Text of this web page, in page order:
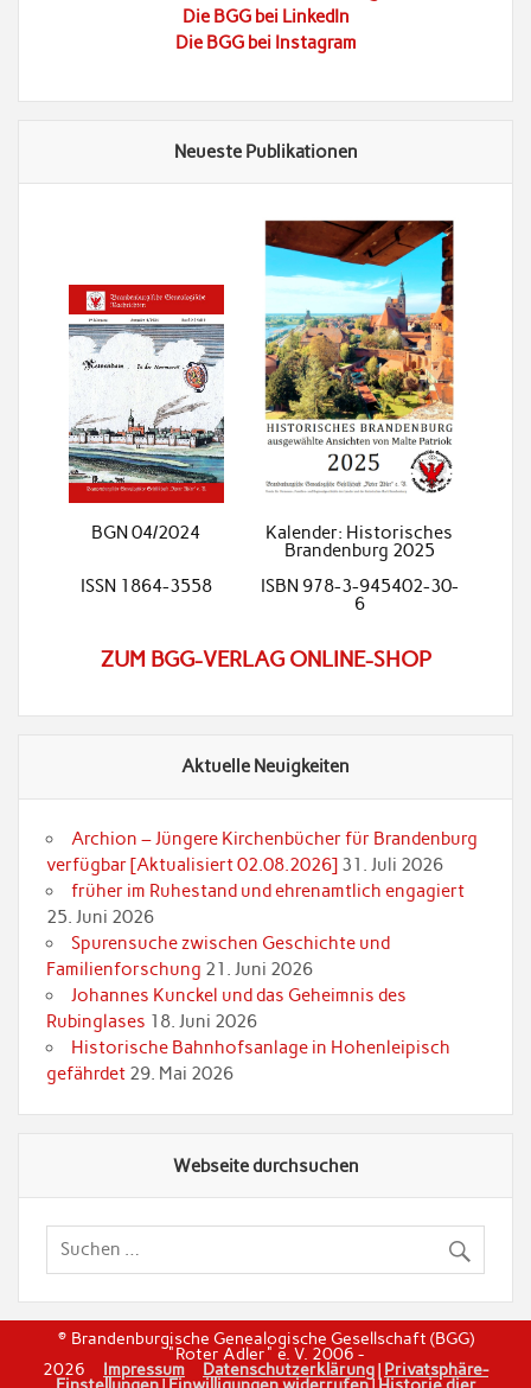
Die BGG bei LinkedIn
Die BGG bei Instagram
Neueste Publikationen
BGN 04/2024
Kalender: Historisches
Brandenburg 2025
ISSN 1864-3558
ISBN 978-3-945402-30-
6
ZUM BGG-VERLAG ONLINE-SHOP
Aktuelle Neuigkeiten
Archion – Jüngere Kirchenbücher für Brandenburg
verfügbar [Aktualisiert 02.08.2026] 31. Juli 2026
früher im Ruhestand und ehrenamtlich engagiert
25. Juni 2026
Spurensuche zwischen Geschichte und
Familienforschung 21. Juni 2026
Johannes Kunckel und das Geheimnis des
Rubinglases 18. Juni 2026
Historische Bahnhofsanlage in Hohenleipisch
gefährdet 29. Mai 2026
Webseite durchsuchen
© Brandenburgische Genealogische Gesellschaft (BGG)
"Roter Adler" e. V. 2006 -
2026 Impressum Datenschutzerklärung| Privatsphäre-